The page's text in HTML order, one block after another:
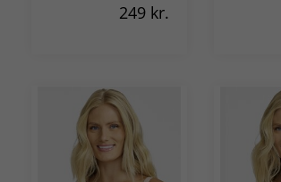
249 kr.